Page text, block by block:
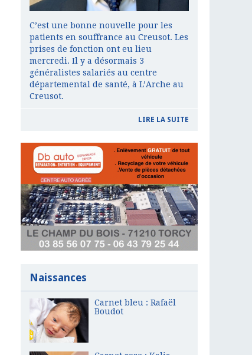
C’est une bonne nouvelle pour les
patients en souffrance au Creusot. Les
prises de fonction ont eu lieu
mercredi. Il y a désormais 3
généralistes salariés au centre
départemental de santé, à L’Arche au
Creusot.
LIRE LA SUITE
Naissances
Carnet bleu : Rafaël
Boudot